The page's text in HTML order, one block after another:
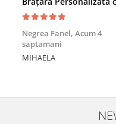
Negrea Fanel, Acum 4
saptamani
MIHAELA